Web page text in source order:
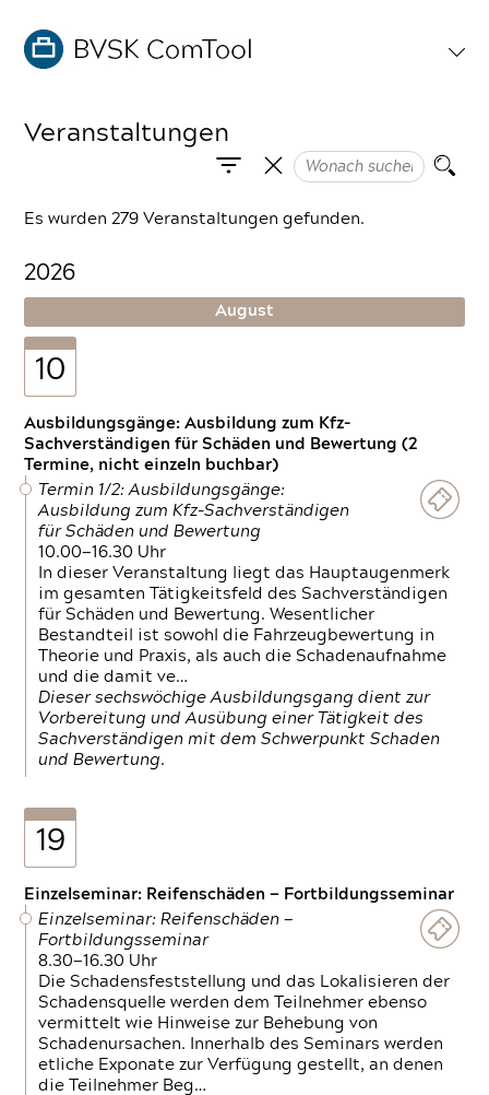
Veranstaltungen
Es wurden 279 Veranstaltungen gefunden.
2026
August
10
Ausbildungsgänge: Ausbildung zum Kfz-
Sachverständigen für Schäden und Bewertung (2
Termine, nicht einzeln buchbar)
Termin 1/2: Ausbildungsgänge:
Ausbildung zum Kfz-Sachverständigen
für Schäden und Bewertung
10.00—16.30 Uhr
In dieser Veranstaltung liegt das Hauptaugenmerk
im gesamten Tätigkeitsfeld des Sachverständigen
für Schäden und Bewertung. Wesentlicher
Bestandteil ist sowohl die Fahrzeugbewertung in
Theorie und Praxis, als auch die Schadenaufnahme
und die damit ve…
Dieser sechswöchige Ausbildungsgang dient zur
Vorbereitung und Ausübung einer Tätigkeit des
Sachverständigen mit dem Schwerpunkt Schaden
und Bewertung.
19
Einzelseminar: Reifenschäden — Fortbildungsseminar
Einzelseminar: Reifenschäden —
Fortbildungsseminar
8.30—16.30 Uhr
Die Schadensfeststellung und das Lokalisieren der
Schadensquelle werden dem Teilnehmer ebenso
vermittelt wie Hinweise zur Behebung von
Schadenursachen. Innerhalb des Seminars werden
etliche Exponate zur Verfügung gestellt, an denen
die Teilnehmer Beg…